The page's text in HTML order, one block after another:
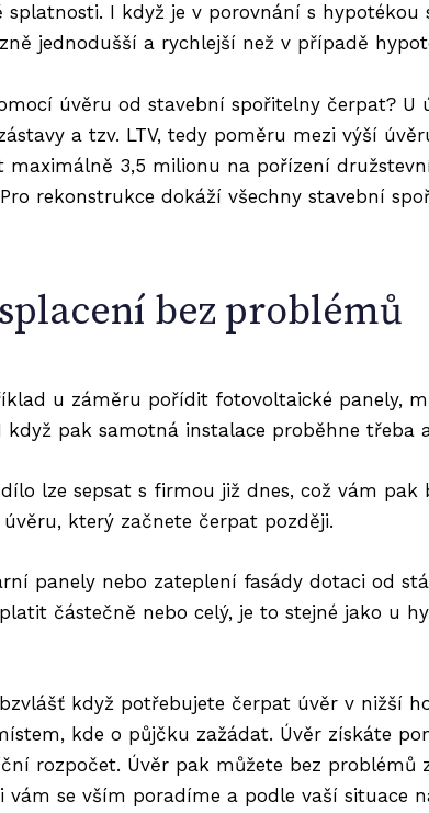
I když je v porovnání s hypotékou
jednodušší a rychlejší než v případě
úvěru od stavební spořitelny čerpat?
a tzv. LTV, tedy poměru mezi výší
maximálně 3,5 milionu na pořízení
rekonstrukce dokáží všechny stavební
bez problémů
u záměru pořídit fotovoltaické panely,
pak samotná instalace proběhne třeba
lze sepsat s firmou již dnes, což vám
který začnete čerpat později.
panely nebo zateplení fasády dotaci od
částečně nebo celý, je to stejné jako u
když potřebujete čerpat úvěr v nižší
kde o půjčku zažádat. Úvěr získáte
rozpočet. Úvěr pak můžete bez
vám se vším poradíme a podle vaší situace